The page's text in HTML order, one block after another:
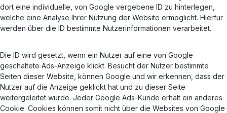
dort eine individuelle, von Google vergebene ID zu hinterlegen,
welche eine Analyse Ihrer Nutzung der Website ermöglicht. Hierfür
werden über die ID bestimmte Nutzerinformationen verarbeitet.
Die ID wird gesetzt, wenn ein Nutzer auf eine von Google
geschaltete Ads-Anzeige klickt. Besucht der Nutzer bestimmte
Seiten dieser Website, können Google und wir erkennen, dass der
Nutzer auf die Anzeige geklickt hat und zu dieser Seite
weitergeleitet wurde. Jeder Google Ads-Kunde erhält ein anderes
Cookie. Cookies können somit nicht über die Websites von Google